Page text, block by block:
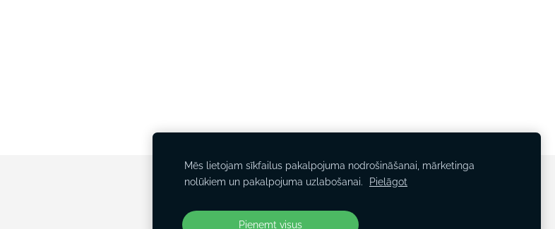
Mēs lietojam sīkfailus pakalpojuma nodrošināšanai, mārketinga
nolūkiem un pakalpojuma uzlabošanai.
Pielāgot
Pieņemt visus